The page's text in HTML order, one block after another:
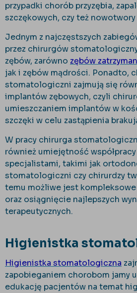
przypadki chorób przyzębia,
szczękowych, czy też
Jednym z najczęstszych
przez chirurgów
zębów, zarówno zębów
jak i zębów mądrości. Ponadto,
stomatologiczni zajmują się
implantów zębowych, czyli
umieszczaniem implantów w
szczęki w celu zastąpienia
W pracy chirurga
również umiejętność
specjalistami, takimi jak
stomatologiczni czy chirurdzy
temu możliwe jest
oraz osiągnięcie najlepszych
terapeutycznych.
Higienistka
Higienistka stomatologiczna
zapobieganiem chorobom jamy
edukację pacjentów na temat